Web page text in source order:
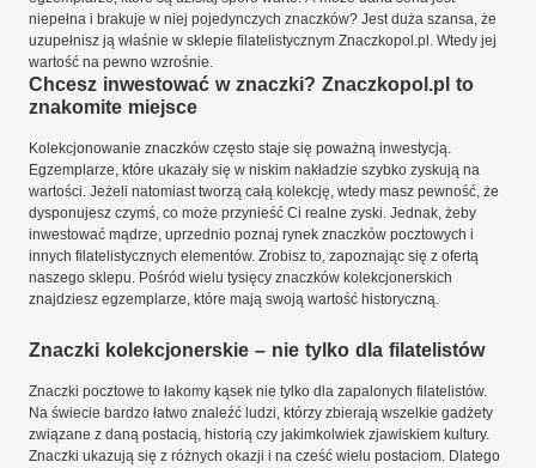
niepełna i brakuje w niej pojedynczych znaczków? Jest duża szansa, że
uzupełnisz ją właśnie w sklepie filatelistycznym Znaczkopol.pl. Wtedy jej
wartość na pewno wzrośnie.
Chcesz inwestować w znaczki? Znaczkopol.pl to
znakomite miejsce
Kolekcjonowanie znaczków często staje się poważną inwestycją.
Egzemplarze, które ukazały się w niskim nakładzie szybko zyskują na
wartości. Jeżeli natomiast tworzą całą kolekcję, wtedy masz pewność, że
dysponujesz czymś, co może przynieść Ci realne zyski. Jednak, żeby
inwestować mądrze, uprzednio poznaj rynek znaczków pocztowych i
innych filatelistycznych elementów. Zrobisz to, zapoznając się z ofertą
naszego sklepu. Pośród wielu tysięcy znaczków kolekcjonerskich
znajdziesz egzemplarze, które mają swoją wartość historyczną.
Znaczki kolekcjonerskie – nie tylko dla filatelistów
Znaczki pocztowe to łakomy kąsek nie tylko dla zapalonych filatelistów.
Na świecie bardzo łatwo znaleźć ludzi, którzy zbierają wszelkie gadżety
związane z daną postacią, historią czy jakimkolwiek zjawiskiem kultury.
Znaczki ukazują się z różnych okazji i na cześć wielu postaciom. Dlatego